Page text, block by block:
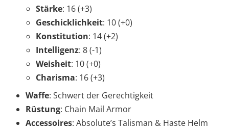
Stärke: 16 (+3)
Geschicklichkeit: 10 (+0)
Konstitution: 14 (+2)
Intelligenz: 8 (-1)
Weisheit: 10 (+0)
Charisma: 16 (+3)
Waffe: Schwert der Gerechtigkeit
Rüstung: Chain Mail Armor
Accessoires: Absolute’s Talisman & Haste Helm